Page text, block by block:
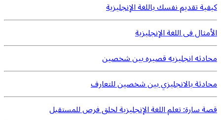
كيفية تقديم نفسك باللغة الإنجليزية
الأمثال فى اللغة الإنجليزية
محادثه انجليزيه قصيره بين شخصين
محادثة بالانجليزي بين شخصين للتعارف
قصة سارة: تعلم اللغة الإنجليزية لخلق فرص للمستقبل